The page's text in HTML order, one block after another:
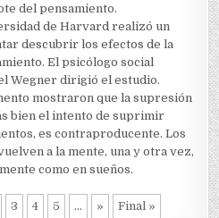
del pensamiento.
de Harvard realizó un
descubrir los efectos de la
El psicólogo social
Wegner dirigió el estudio.
mostraron que la supresión
bien el intento de suprimir
es contraproducente. Los
a la mente, una y otra vez,
como en sueños.
3 4 5 ... » Final »